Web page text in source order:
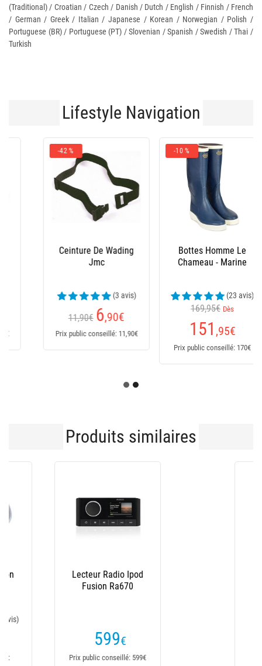
(Traditional) / Croatian / Czech / Danish / Dutch / English / Finnish / French
/ German / Greek / Italian / Japanese / Korean / Norwegian / Polish /
Portuguese (BR) / Portuguese (PT) / Slovenian / Spanish / Swedish / Thai /
Turkish
Lifestyle Navigation
Bottes Homme Le
Chameau - Marine
(23 avis)
151,95€
Prix public conseillé: 170€
Salopette Xm Ocean
235
Prix public conseillé: 235€
Produits similaires
Source Audio
Multimédia Kicker
489
Prix public conseillé: